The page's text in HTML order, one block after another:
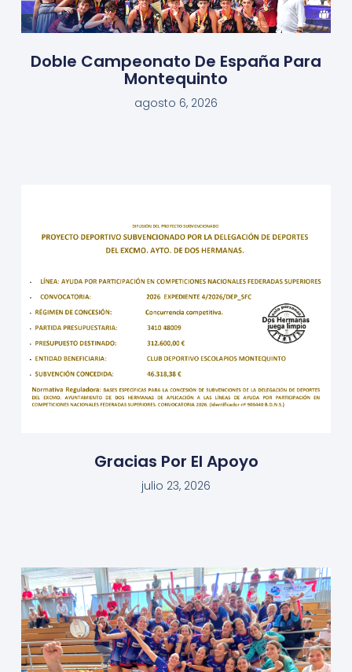
Doble Campeonato De España Para
Montequinto
agosto 6, 2026
Gracias Por El Apoyo
julio 23, 2026